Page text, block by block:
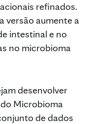
refinados.
versão aumente a
intestinal e no
no microbioma
desenvolver
Microbioma
de dados